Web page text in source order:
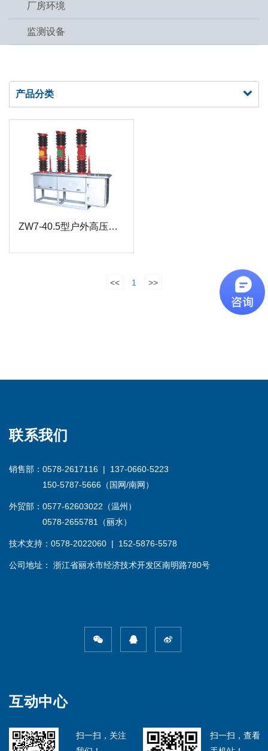
厂房环境
监测设备
产品分类
ZW7-40.5型户外高压真空断路器
<< 1 >>
联系我们
销售部：0578-2617116 | 137-0660-5223
150-5787-5666（国网/南网）
外贸部：0577-62603022（温州）
0578-2655781（丽水）
技术支持：0578-2022060 | 152-5876-5578
公司地址： 浙江省丽水市经济技术开发区南明路780号
互动中心
扫一扫，关注
扫一扫，查看